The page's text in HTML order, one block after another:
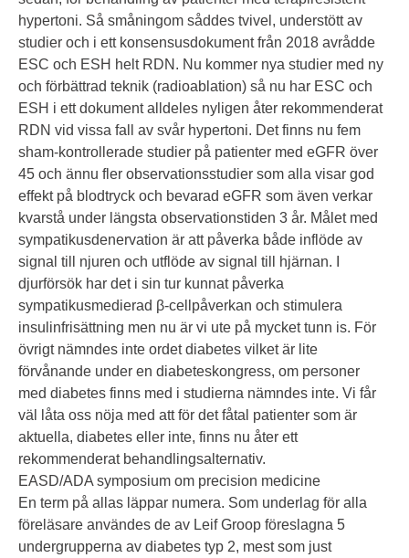
hypertoni. Så småningom såddes tvivel, understött av
studier och i ett konsensusdokument från 2018 avrådde
ESC och ESH helt RDN. Nu kommer nya studier med ny
och förbättrad teknik (radioablation) så nu har ESC och
ESH i ett dokument alldeles nyligen åter rekommenderat
RDN vid vissa fall av svår hypertoni. Det finns nu fem
sham-kontrollerade studier på patienter med eGFR över
45 och ännu fler observationsstudier som alla visar god
effekt på blodtryck och bevarad eGFR som även verkar
kvarstå under längsta observationstiden 3 år. Målet med
sympatikusdenervation är att påverka både inflöde av
signal till njuren och utflöde av signal till hjärnan. I
djurförsök har det i sin tur kunnat påverka
sympatikusmedierad β-cellpåverkan och stimulera
insulinfrisättning men nu är vi ute på mycket tunn is. För
övrigt nämndes inte ordet diabetes vilket är lite
förvånande under en diabeteskongress, om personer
med diabetes finns med i studierna nämndes inte. Vi får
väl låta oss nöja med att för det fåtal patienter som är
aktuella, diabetes eller inte, finns nu åter ett
rekommenderat behandlingsalternativ.
EASD/ADA symposium om precision medicine
En term på allas läppar numera. Som underlag för alla
föreläsare användes de av Leif Groop föreslagna 5
undergrupperna av diabetes typ 2, mest som just